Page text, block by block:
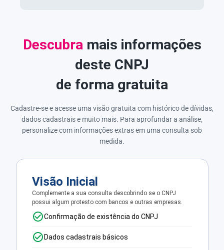
Descubra mais informações
deste CNPJ
de forma gratuita
Cadastre-se e acesse uma visão gratuita com histórico de dívidas,
dados cadastrais e muito mais. Para aprofundar a análise,
personalize com informações extras em uma consulta sob
medida.
Visão Inicial
Complemente a sua consulta descobrindo se o CNPJ
possui algum protesto com bancos e outras empresas.
Confirmação de existência do CNPJ
Dados cadastrais básicos